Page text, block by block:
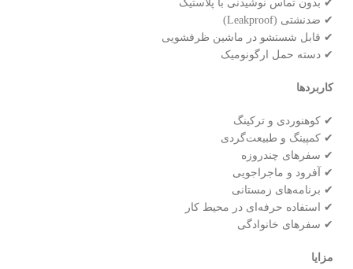
✔ بدون تماس نوشیدنی با پلاستیک
✔ ضدنشتی (Leakproof)
✔ قابل شستشو در ماشین ظرفشویی
✔ دسته حمل ارگونومیک
کاربردها
✔ کوهنوردی و ترکینگ
✔ کمپینگ و طبیعت‌گردی
✔ سفرهای چندروزه
✔ آفرود و ماجراجویی
✔ برنامه‌های زمستانی
✔ استفاده حرفه‌ای در محیط کار
✔ سفرهای خانوادگی
مزایا